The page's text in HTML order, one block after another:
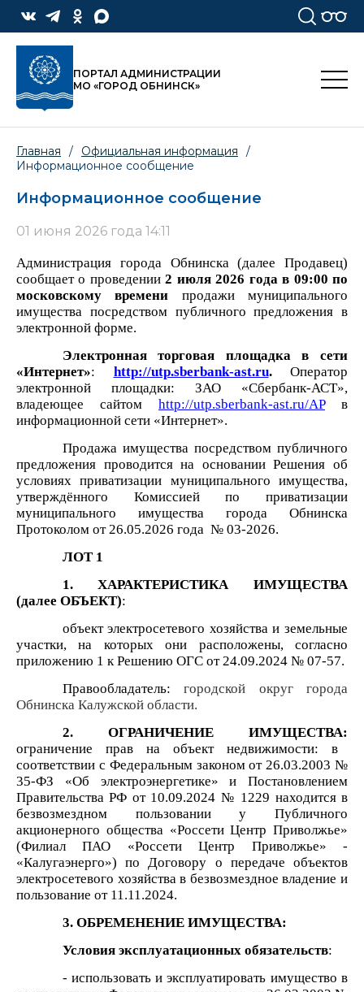
ПОРТАЛ АДМИНИСТРАЦИИ
МО «ГОРОД ОБНИНСК»
Главная / Официальная информация
/
Информационное сообщение
Информационное сообщение
01 июня 2026 года 14:11
Администрация города Обнинска (далее Продавец)
сообщает о проведении2 июля 2026 года в 09:00 по
московскому времени продажи муниципального
имущества посредством публичного предложения в
электронной форме.
Электронная торговая площадка в сети
«Интернет»: http://utp.sberbank-ast.ru.Оператор
электронной площадки: ЗАО «Сбербанк-АСТ»,
владеющее сайтом http://utp.sberbank-ast.ru/APв
информационной сети «Интернет».
Продажа имущества посредством публичного
предложения проводится на основании Решения об
условиях приватизации муниципального имущества,
утверждённого Комиссией по приватизации
муниципального имущества города Обнинска
Протоколом от 26.05.2026 года № 03-2026.
ЛОТ 1
1. ХАРАКТЕРИСТИКА ИМУЩЕСТВА
(далее ОБЪЕКТ):
объект электросетевого хозяйства и земельные
участки, на которых они расположены, согласно
приложению 1 к Решению ОГС от 24.09.2024 № 07-57.
Правообладатель:городской округ города
Обнинска Калужской области.
2. ОГРАНИЧЕНИЕ ИМУЩЕСТВА:
ограничение прав на объект недвижимости: в
соответствии с Федеральным законом от 26.03.2003 №
35-ФЗ «Об электроэнергетике» и Постановлением
Правительства РФ от 10.09.2024 № 1229 находится в
безвозмездном пользовании у Публичного
акционерного общества «Россети Центр Приволжье»
(Филиал ПАО «Россети Центр Приволжье» -
«Калугаэнерго») по Договору о передаче объектов
электросетевого хозяйства в безвозмездное владение и
пользование от 11.11.2024.
3. ОБРЕМЕНЕНИЕ ИМУЩЕСТВА:
Условия эксплуатационных обязательств:
- использовать и эксплуатировать имущество в